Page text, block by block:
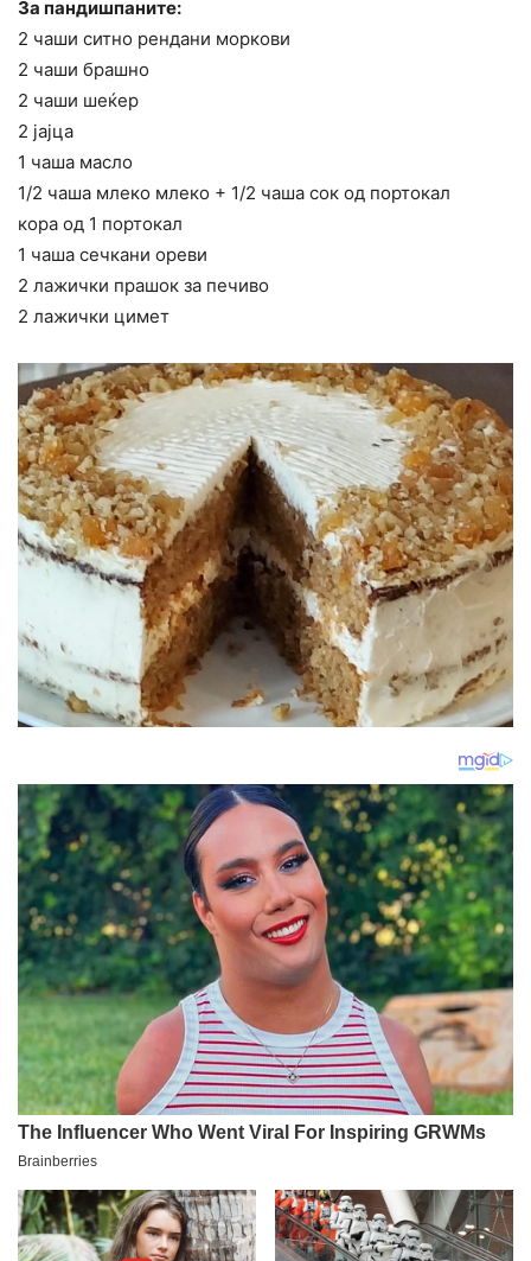
За пандишпаните:
2 чаши ситно рендани моркови
2 чаши брашно
2 чаши шеќер
2 јајца
1 чаша масло
1/2 чаша млеко млеко + 1/2 чаша сок од портокал
кора од 1 портокал
1 чаша сечкани ореви
2 лажички прашок за печиво
2 лажички цимет